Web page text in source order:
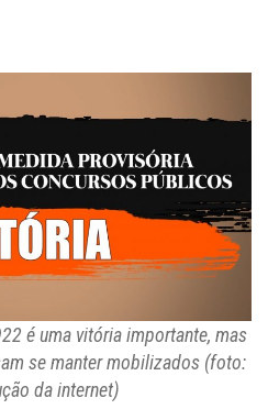
é uma vitória importante, mas
se manter mobilizados (foto:
da internet)